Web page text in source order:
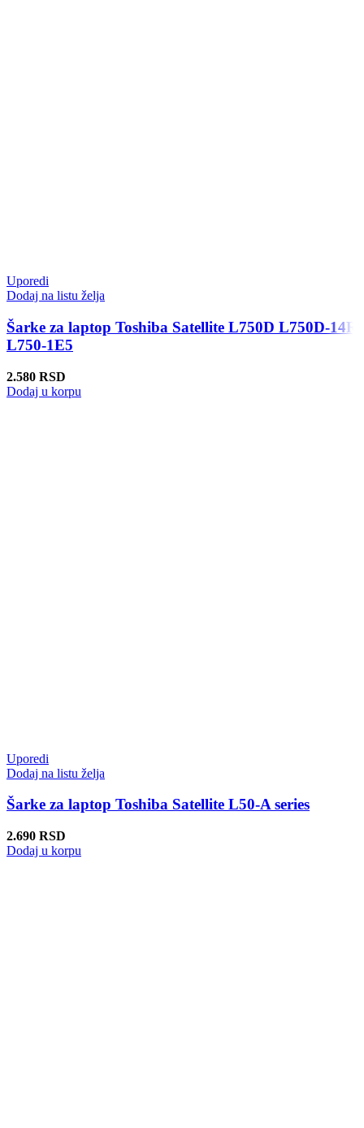
Uporedi
Dodaj na listu želja
Šarke za laptop Toshiba Satellite L750D L750D-14R
L750-1E5
2.580 RSD
Dodaj u korpu
Uporedi
Dodaj na listu želja
Šarke za laptop Toshiba Satellite L50-A series
2.690 RSD
Dodaj u korpu